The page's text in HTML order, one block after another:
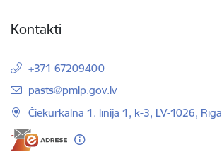
Kontakti
+371 67209400
E-pasts:
pasts@pmlp.gov.lv
Čiekurkalna 1. līnija 1, k-3, LV-1026, Rīga